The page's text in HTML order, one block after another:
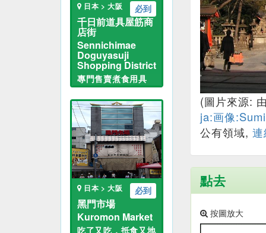
必到
日本 > 大阪
千日前道具屋筋商
店街
Sennichimae
Doguyasuji
Shopping District
專門售賣煮食用具
必到
日本 > 大阪
黑門市場
Kuromon Market
吃了又吃，抵食又地
(圖片來源:
ja:画像
公有領域,
點去
按圖放大